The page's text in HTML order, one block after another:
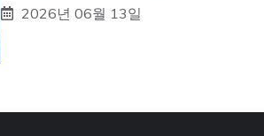
2026년 06월 13일